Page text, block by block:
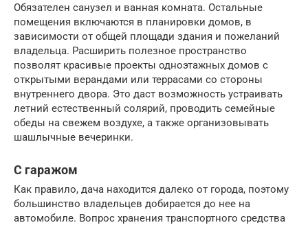
Обязателен санузел и ванная комната. Остальные
помещения включаются в планировки домов, в
зависимости от общей площади здания и пожеланий
владельца. Расширить полезное пространство
позволят красивые проекты одноэтажных домов с
открытыми верандами или террасами со стороны
внутреннего двора. Это даст возможность устраивать
летний естественный солярий, проводить семейные
обеды на свежем воздухе, а также организовывать
шашлычные вечеринки.
С гаражом
Как правило, дача находится далеко от города, поэтому
большинство владельцев добирается до нее на
автомобиле. Вопрос хранения транспортного средства